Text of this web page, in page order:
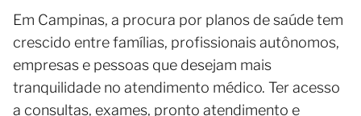
Em Campinas, a procura por planos de saúde tem
crescido entre famílias, profissionais autônomos,
empresas e pessoas que desejam mais
tranquilidade no atendimento médico. Ter acesso
a consultas, exames, pronto atendimento e